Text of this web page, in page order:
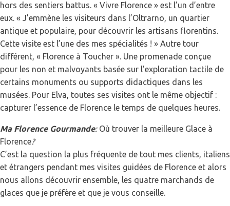
hors des sentiers battus. « Vivre Florence » est l’un d’entre
eux. « J’emmène les visiteurs dans l’Oltrarno, un quartier
antique et populaire, pour découvrir les artisans florentins.
Cette visite est l’une des mes spécialités ! » Autre tour
différent, « Florence à Toucher ». Une promenade conçue
pour les non et malvoyants basée sur l’exploration tactile de
certains monuments ou supports didactiques dans les
musées. Pour Elva, toutes ses visites ont le même objectif :
capturer l’essence de Florence le temps de quelques heures.
Ma Florence Gourmande: Où trouver la meilleure Glace à
Florence?
C’est la question la plus fréquente de tout mes clients, italiens
et étrangers pendant mes visites guidées de Florence et alors
nous allons découvrir ensemble, les quatre marchands de
glaces que je préfère et que je vous conseille.